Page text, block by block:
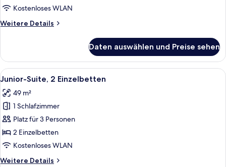
Kostenloses WLAN
Weitere Details
Weitere
Daten auswählen und Preise sehen
Alle
Fotos
für
Junior-
Suite,
2 Einzelbetten
anzeigen
Ein modernes Badezimmer mit
4
Junior-Suite, 2 Einzelbetten
49 m²
1 Schlafzimmer
Platz für 3 Personen
2 Einzelbetten
Kostenloses WLAN
Weitere Details
Weitere